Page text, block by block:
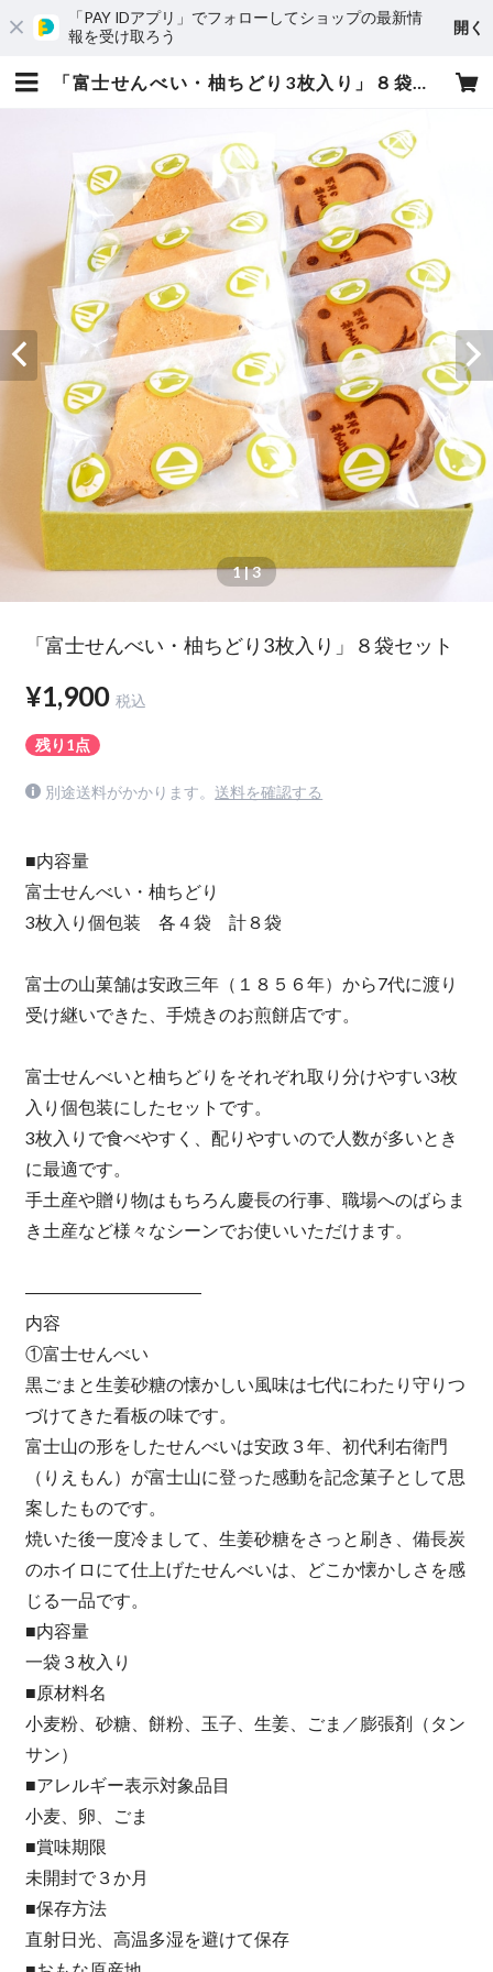
「PAY IDアプリ」でフォローしてショップの最新情
報を受け取ろう
開く
「富士せんべい・柚ちどり3枚入り」８袋セット | 富士の山菓舗
1| 3
「富士せんべい・柚ちどり3枚入り」８袋セット
¥1,900 税込
残り1点
別途送料がかかります。 送料を確認する
■内容量
富士せんべい・柚ちどり
3枚入り個包装 各４袋 計８袋
富士の山菓舗は安政三年（１８５６年）から7代に渡り
受け継いできた、手焼きのお煎餅店です。
富士せんべいと柚ちどりをそれぞれ取り分けやすい3枚
入り個包装にしたセットです。
3枚入りで食べやすく、配りやすいので人数が多いとき
に最適です。
手土産や贈り物はもちろん慶長の行事、職場へのばらま
き土産など様々なシーンでお使いいただけます。
――――――――――
内容
①富士せんべい
黒ごまと生姜砂糖の懐かしい風味は七代にわたり守りつ
づけてきた看板の味です。
富士山の形をしたせんべいは安政３年、初代利右衛門
（りえもん）が富士山に登った感動を記念菓子として思
案したものです。
焼いた後一度冷まして、生姜砂糖をさっと刷き、備長炭
のホイロにて仕上げたせんべいは、どこか懐かしさを感
じる一品です。
■内容量
一袋３枚入り
■原材料名
小麦粉、砂糖、餅粉、玉子、生姜、ごま／膨張剤（タン
サン）
■アレルギー表示対象品目
小麦、卵、ごま
■賞味期限
未開封で３か月
■保存方法
直射日光、高温多湿を避けて保存